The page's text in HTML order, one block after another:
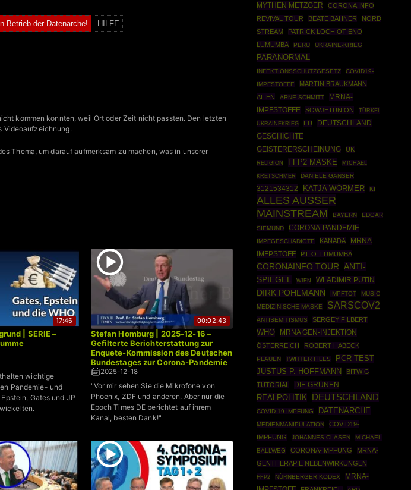
Betrieb der Datenarche! HILFE
kommen konnten, weil Ort oder Zeit nicht passten. Den letzten
Videoaufzeichnung.
Thema, um darauf aufmerksam zu machen, was in unserer
17:46
| SERIE –
wichtige
Pandemie- und
Gates und JP
00:02:43
Stefan Homburg | 2025-12-16 –
Gefilterte Berichterstattung zur
Enquete-Kommission des Deutschen
Bundestages zur Corona-Pandemie
2025-12-18
"Vor mir sehen Sie die Mikrofone von
Phoenix, ZDF und anderen. Aber nur die
Epoch Times DE berichtet auf ihrem
Kanal, besten Dank!"
MYTHEN METZGER
CORONA INFO
REVIVAL TOUR
BEATE BAHNER
NORD
STREAM
PATRICK LOCH OTIENO
LUMUMBA
PERU UKRAINE-KRIEG
PARANORMAL
INFEKTIONSSCHUTZGESETZ
COVID19-
IMPFSTOFFE
MARTIN BRAUKMANN
ALIEN
ARNE SCHMITT
MRNA-
IMPFSTOFFE
SOWJETUNION
TÜRKEI
UKRAINEKRIEG
EU
DEUTSCHLAND
GESCHICHTE
GEISTERERSCHEINUNG UK
RELIGION FFP2 MASKE MICHAEL
KRETSCHMER DANIELE GANSER
3121534312 KATJA WÖRMER KI
ALLES AUSSER
MAINSTREAM
BAYERN
EDGAR
SIEMUND
CORONA-PANDEMIE
IMPFGESCHÄDIGTE KANADA
MRNA
IMFPSTOFF
P.L.O. LUMUMBA
CORONAINFO TOUR
ANTI-
SPIEGEL
WIEN WLADIMIR PUTIN
DIRK POHLMANN IMPFTOT
MUSIC
MEDIZINISCHE MASKE
SARSCOV2
ANTISEMITISMUS SERGEY FILBERT
WHO MRNA GEN-INJEKTION
ÖSTERREICH ROBERT HABECK
PLAUEN TWITTER FILES
PCR TEST
JUSTUS P. HOFFMANN
BITWIG
TUTORIAL
DIE GRÜNEN
REALPOLITIK DEUTSCHLAND
COVID-19-IMPFUNG DATENARCHE
MEDIENMANIPULATION
COVID19-
IMPFUNG
JOHANNES CLASEN
MICHAEL
BALLWEG
CORONA-IMPFUNG
MRNA-
GENTHERAPIE NEBENWIRKUNGEN
FFP2 NÜRNBERGER KODEX
MRNA-